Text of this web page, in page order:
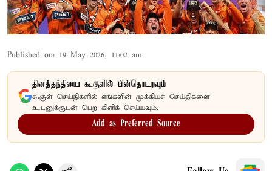
Published on: 19 May 2026, 11:02 am
தினத்தந்தியை கூகுளில் பின்தொடரவும்
கூகுள் செய்திகளில் எங்களின் முக்கியச் செய்திகளை
உடனுக்குடன் பெற கிளிக் செய்யவும்.
Add as Preferred Source